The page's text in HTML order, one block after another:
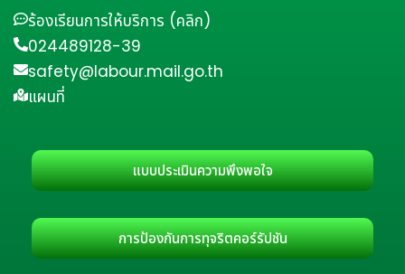
ร้องเรียนการให้บริการ (คลิก)
024489128-39
safety@labour.mail.go.th
แผนที่
แบบประเมินความพึงพอใจ
การป้องกันการทุจริตคอร์รัปชัน